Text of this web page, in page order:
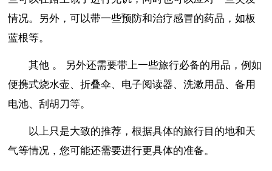
情况。另外，可以带一些预防和治疗感冒的药品，如板
蓝根等。
其他 。 另外还需要带上一些旅行必备的用品，例如
便携式烧水壶、折叠伞、电子阅读器、洗漱用品、备用
电池、刮胡刀等。
以上只是大致的推荐，根据具体的旅行目的地和天
气等情况，您可能还需要进行更具体的准备。